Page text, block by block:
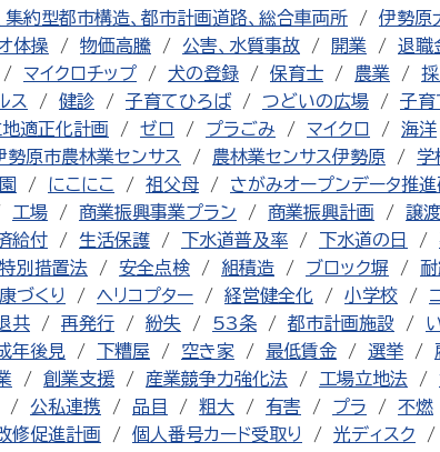
集約型都市構造、都市計画道路、総合車両所
伊勢原
体操 物価高騰 公害、水質事故 開業 退職
マイクロチップ 犬の登録 保育士 農業 採
ス 健診 子育てひろば つどいの広場 子育
地適正化計画 ゼロ プラごみ マイクロ 海洋
勢原市農林業センサス 農林業センサス伊勢原
学
にこにこ 祖父母 さがみオープンデータ推
工場 商業振興事業プラン 商業振興計画 譲
給付
生活保護 下水道普及率 下水道の日
別措置法 安全点検 組積造 ブロック塀
づくり ヘリコプター 経営健全化 小学校
共 再発行 紛失 53条 都市計画施設
年後見 下糟屋 空き家 最低賃金 選挙
創業支援 産業競争力強化法 工場立地法
公私連携 品目 粗大 有害 プラ 不燃
修促進計画 個人番号カード受取り 光ディスク